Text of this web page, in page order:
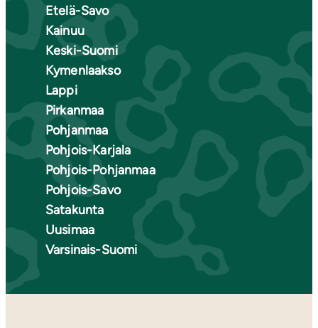
Etelä-Savo
Kainuu
Keski-Suomi
Kymenlaakso
Lappi
Pirkanmaa
Pohjanmaa
Pohjois-Karjala
Pohjois-Pohjanmaa
Pohjois-Savo
Satakunta
Uusimaa
Varsinais-Suomi